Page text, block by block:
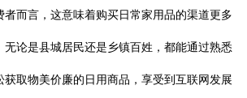
者而言，这意味着购买日常家用品的渠道更多
无论是县城居民还是乡镇百姓，都能通过熟悉
获取物美价廉的日用商品，享受到互联网发展